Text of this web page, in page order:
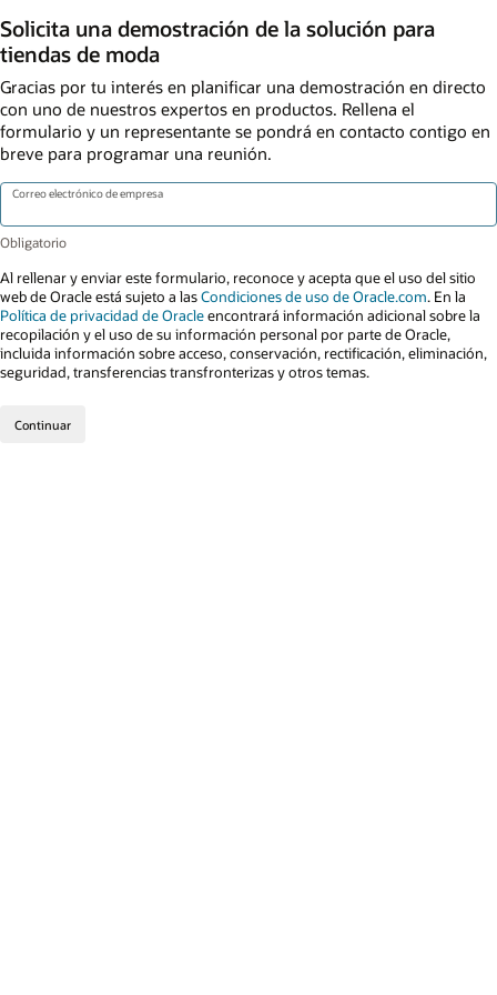
Solicita una demostración de la solución para
tiendas de moda
Gracias por tu interés en planificar una demostración en directo
con uno de nuestros expertos en productos. Rellena el
formulario y un representante se pondrá en contacto contigo en
breve para programar una reunión.
Correo electrónico de empresa
Al rellenar y enviar este formulario, reconoce y acepta que el uso del sitio
web de Oracle está sujeto a lasCondiciones de uso de Oracle.com. En la
Política de privacidad de Oracleencontrará información adicional sobre la
recopilación y el uso de su información personal por parte de Oracle,
incluida información sobre acceso, conservación, rectificación, eliminación,
seguridad, transferencias transfronterizas y otros temas.
Continuar